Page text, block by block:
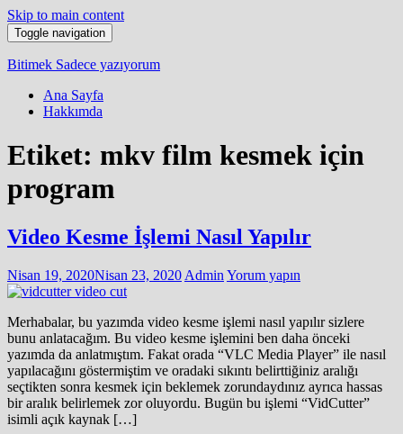
Skip to main content
Toggle navigation
Bitimek Sadece yazıyorum
Ana Sayfa
Hakkımda
Etiket: mkv film kesmek için
program
Video Kesme İşlemi Nasıl Yapılır
Nisan 19, 2020Nisan 23, 2020 Admin Yorum yapın
Merhabalar, bu yazımda video kesme işlemi nasıl yapılır sizlere
bunu anlatacağım. Bu video kesme işlemini ben daha önceki
yazımda da anlatmıştım. Fakat orada “VLC Media Player” ile nasıl
yapılacağını göstermiştim ve oradaki sıkıntı belirttiğiniz aralığı
seçtikten sonra kesmek için beklemek zorundaydınız ayrıca hassas
bir aralık belirlemek zor oluyordu. Bugün bu işlemi “VidCutter”
isimli açık kaynak […]